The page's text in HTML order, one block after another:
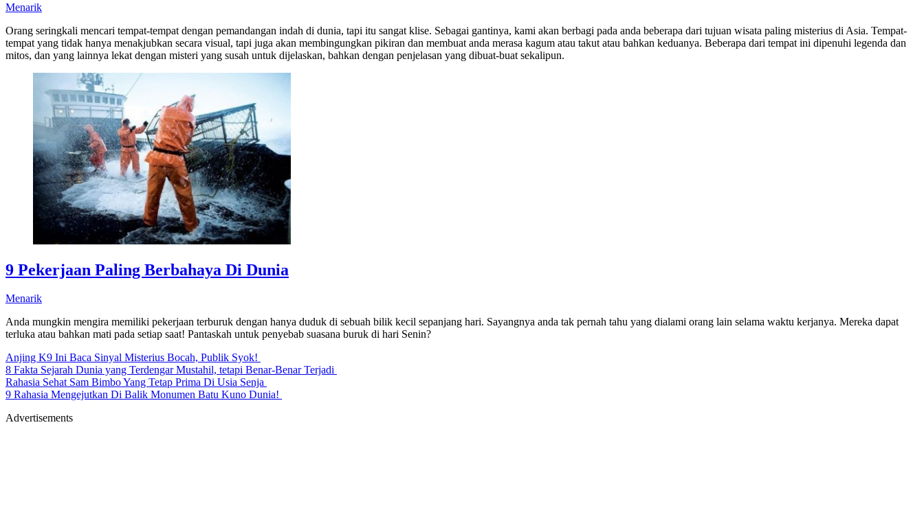
Menarik
Orang seringkali mencari tempat-tempat dengan pemandangan indah di dunia, tapi itu sangat klise. Sebagai gantinya, kami akan berbagi pada anda beberapa dari tujuan wisata paling misterius di Asia. Tempat-
tempat yang tidak hanya menakjubkan secara visual, tapi juga akan membingungkan pikiran dan membuat anda merasa kagum atau takut atau bahkan keduanya. Beberapa dari tempat ini dipenuhi legenda dan
mitos, dan yang lainnya lekat dengan misteri yang susah untuk dijelaskan, bahkan dengan penjelasan yang dibuat-buat sekalipun.
9 Pekerjaan Paling Berbahaya Di Dunia
Menarik
Anda mungkin mengira memiliki pekerjaan terburuk dengan hanya duduk di sebuah bilik kecil sepanjang hari. Sayangnya anda tak pernah tahu yang dialami orang lain selama waktu kerjanya. Mereka dapat
terluka atau bahkan mati pada setiap saat! Pantaskah untuk penyebab suasana buruk di hari Senin?
Anjing K9 Ini Baca Sinyal Misterius Bocah, Publik Syok!
8 Fakta Sejarah Dunia yang Terdengar Mustahil, tetapi Benar-Benar Terjadi
Rahasia Sehat Sam Bimbo Yang Tetap Prima Di Usia Senja
9 Rahasia Mengejutkan Di Balik Monumen Batu Kuno Dunia!
Advertisements